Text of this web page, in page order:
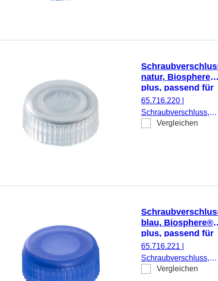
natur, Biosphere®
plus, passend für
Mikro-
Schraubröhren
65.716.220
Schraubverschluss,
natur, Biosphere®
Vergleichen
blau, Biosphere®
plus, passend für
Mikro-
Schraubröhren
65.716.221
Schraubverschluss,
blau, Biosphere®
Vergleichen